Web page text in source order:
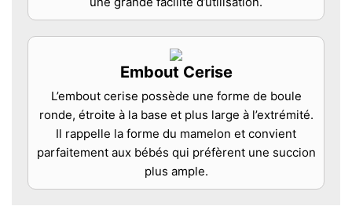
Embout Cerise
L’embout cerise possède une forme de boule
ronde, étroite à la base et plus large à l’extrémité.
Il rappelle la forme du mamelon et convient
parfaitement aux bébés qui préfèrent une succion
plus ample.